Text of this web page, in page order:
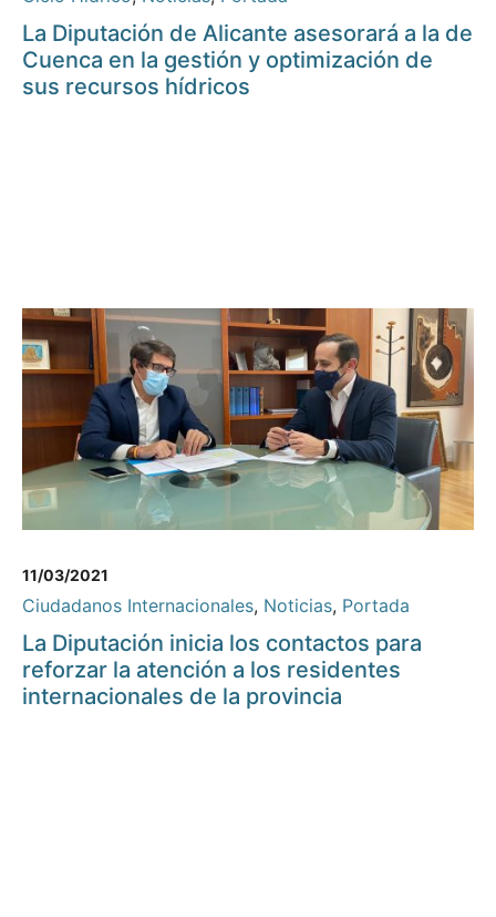
La Diputación de Alicante asesorará a la de
Cuenca en la gestión y optimización de
sus recursos hídricos
11/03/2021
Ciudadanos Internacionales, Noticias, Portada
La Diputación inicia los contactos para
reforzar la atención a los residentes
internacionales de la provincia